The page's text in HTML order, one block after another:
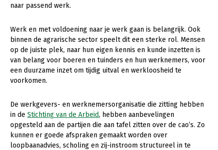
Gezonde planten
Gezonde dieren
Natuur, klimaat en energie
Platteland en omgeving
Mens, ondernemerschap en onderwijs
Internationaal
naar passend werk.
Werk en met voldoening naar je werk gaan is belangrijk. Ook
binnen de agrarische sector speelt dit een sterke rol. Mensen
op de juiste plek, naar hun eigen kennis en kunde inzetten is
van belang voor boeren en tuinders en hun werknemers, voor
een duurzame inzet om tijdig uitval en werkloosheid te
voorkomen.
De werkgevers- en werknemersorganisatie die zitting hebben
in de Stichting van de Arbeid, hebben aanbevelingen
opgesteld aan de partijen die aan tafel zitten over de cao’s. Zo
kunnen er goede afspraken gemaakt worden over
loopbaanadvies, scholing en zij-instroom structureel in te